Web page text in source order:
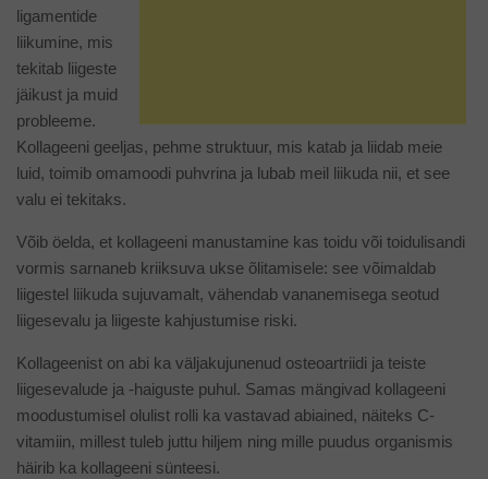
ligamentide
liikumine, mis
tekitab liigeste
jäikust ja muid
probleeme.
Kollageeni geeljas, pehme struktuur, mis katab ja liidab meie
luid, toimib omamoodi puhvrina ja lubab meil liikuda nii, et see
valu ei tekitaks.
Võib öelda, et kollageeni manustamine kas toidu või toidulisandi
vormis sarnaneb kriiksuva ukse õlitamisele: see võimaldab
liigestel liikuda sujuvamalt, vähendab vananemisega seotud
liigesevalu ja liigeste kahjustumise riski.
Kollageenist on abi ka väljakujunenud osteoartriidi ja teiste
liigesevalude ja -haiguste puhul. Samas mängivad kollageeni
moodustumisel olulist rolli ka vastavad abiained, näiteks C-
vitamiin, millest tuleb juttu hiljem ning mille puudus organismis
häirib ka kollageeni sünteesi.